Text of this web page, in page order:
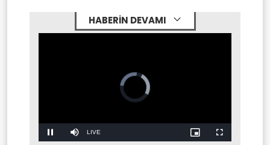
HABERİN DEVAMI
Video
Player
is
loading.
Pause Mute Stream
LIVE
Picture-
in-
Fullscreen